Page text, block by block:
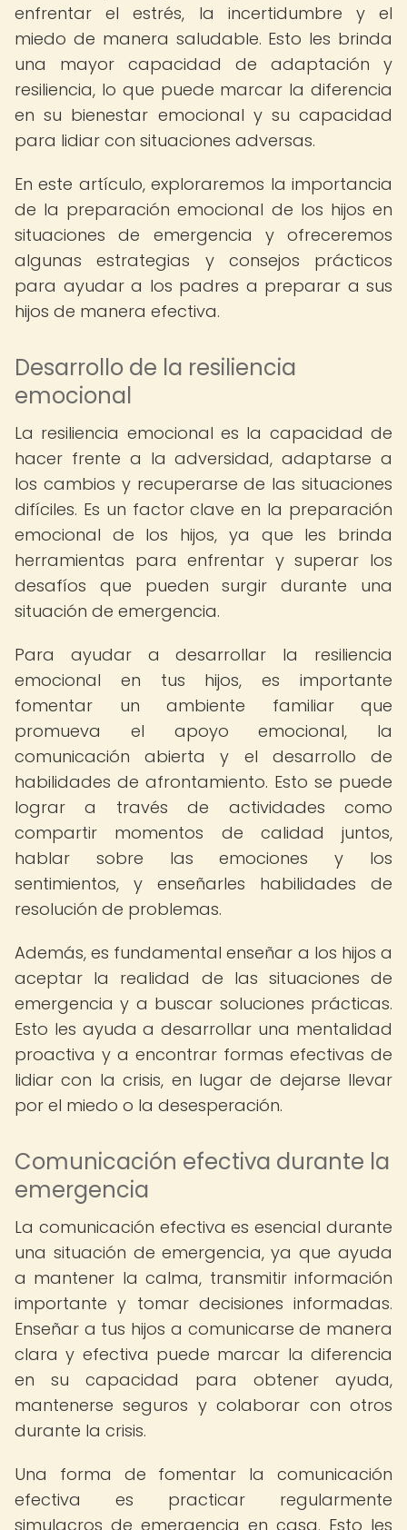
enfrentar el estrés, la incertidumbre y el
miedo de manera saludable. Esto les brinda
una mayor capacidad de adaptación y
resiliencia, lo que puede marcar la diferencia
en su bienestar emocional y su capacidad
para lidiar con situaciones adversas.
En este artículo, exploraremos la importancia
de la preparación emocional de los hijos en
situaciones de emergencia y ofreceremos
algunas estrategias y consejos prácticos
para ayudar a los padres a preparar a sus
hijos de manera efectiva.
Desarrollo de la resiliencia
emocional
La resiliencia emocional es la capacidad de
hacer frente a la adversidad, adaptarse a
los cambios y recuperarse de las situaciones
difíciles. Es un factor clave en la preparación
emocional de los hijos, ya que les brinda
herramientas para enfrentar y superar los
desafíos que pueden surgir durante una
situación de emergencia.
Para ayudar a desarrollar la resiliencia
emocional en tus hijos, es importante
fomentar un ambiente familiar que
promueva el apoyo emocional, la
comunicación abierta y el desarrollo de
habilidades de afrontamiento. Esto se puede
lograr a través de actividades como
compartir momentos de calidad juntos,
hablar sobre las emociones y los
sentimientos, y enseñarles habilidades de
resolución de problemas.
Además, es fundamental enseñar a los hijos a
aceptar la realidad de las situaciones de
emergencia y a buscar soluciones prácticas.
Esto les ayuda a desarrollar una mentalidad
proactiva y a encontrar formas efectivas de
lidiar con la crisis, en lugar de dejarse llevar
por el miedo o la desesperación.
Comunicación efectiva durante la
emergencia
La comunicación efectiva es esencial durante
una situación de emergencia, ya que ayuda
a mantener la calma, transmitir información
importante y tomar decisiones informadas.
Enseñar a tus hijos a comunicarse de manera
clara y efectiva puede marcar la diferencia
en su capacidad para obtener ayuda,
mantenerse seguros y colaborar con otros
durante la crisis.
Una forma de fomentar la comunicación
efectiva es practicar regularmente
simulacros de emergencia en casa. Esto les